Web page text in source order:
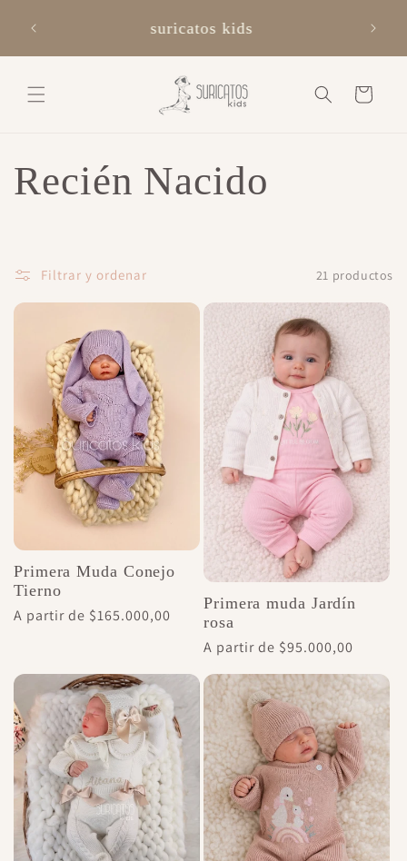
al contenido
suricatos kids
Carrito
C
l
c
i
n
:
Recién Nacido
Filtrar y ordenar 21 productos
Primera Muda Conejo
Tierno
Precio
A partir de $165.000,00
Primera muda Jardín
rosa
Precio
A partir de $95.000,00